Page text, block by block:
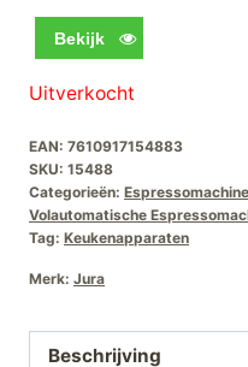
Bekijk
Uitverkocht
EAN: 7610917154883
SKU: 15488
Categorieën:
Volautomatische
Tag: Keukenapparaten
Merk: Jura
Beschrijving